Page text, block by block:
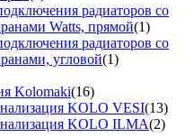
радиаторов со
Watts, прямой(1)
радиаторов со
угловой(1)
Kolomaki(16)
KOLO VESI(13)
KOLO ILMA(2)